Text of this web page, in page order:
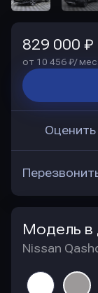
829 000 ₽
от 10 456 ₽/ мес.
Оценить
Модель в
Nissan